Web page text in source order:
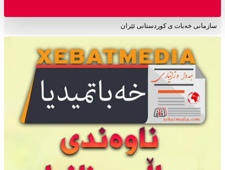
سازمانی خەبات ی کوردستانی ئێران